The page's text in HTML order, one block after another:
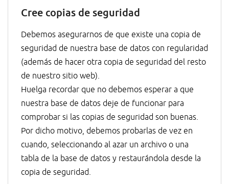
Cree copias de seguridad
Debemos asegurarnos de que existe una copia de
seguridad de nuestra base de datos con regularidad
(además de hacer otra copia de seguridad del resto
de nuestro sitio web).
Huelga recordar que no debemos esperar a que
nuestra base de datos deje de funcionar para
comprobar si las copias de seguridad son buenas.
Por dicho motivo, debemos probarlas de vez en
cuando, seleccionando al azar un archivo o una
tabla de la base de datos y restaurándola desde la
copia de seguridad.